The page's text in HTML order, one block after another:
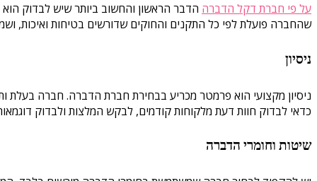
על פי חברת דקל הדברה הדבר הראשון והחשוב ביותר שיש לבדוק
שהחברה פועלת לפי כל התקנים והחוקים שדורשים בטיחות ואיכות,
ניסיון
ניסיון מקצועי הוא פרמטר מכריע בבחירת חברת הדברה. חברה בעלת
כדאי לבדוק חוות דעת מלקוחות קודמים, לבקש המלצות ולבדוק
שיטות וחומרי הדברה